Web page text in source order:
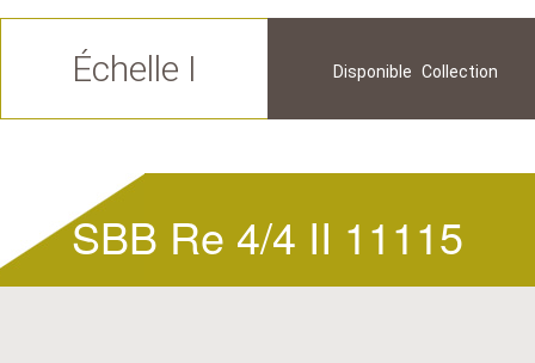
Échelle I Disponible Collection
SBB Re 4/4 II 11115